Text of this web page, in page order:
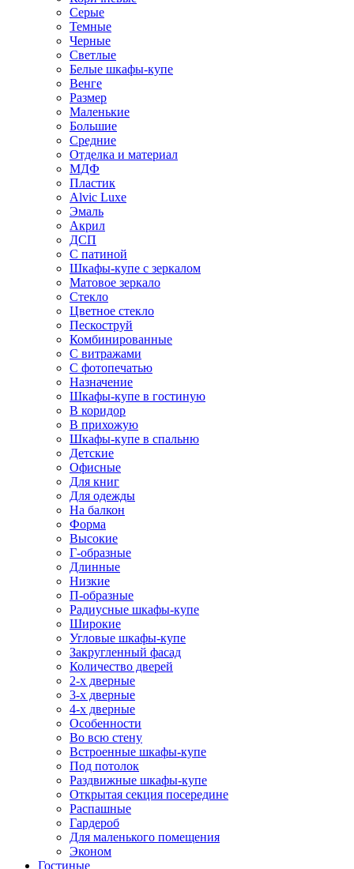
Серые
Темные
Черные
Светлые
Белые шкафы-купе
Венге
Размер
Маленькие
Большие
Средние
Отделка и материал
МДФ
Пластик
Alvic Luxe
Эмаль
Акрил
ДСП
С патиной
Шкафы-купе с зеркалом
Матовое зеркало
Стекло
Цветное стекло
Пескоструй
Комбинированные
С витражами
С фотопечатью
Назначение
Шкафы-купе в гостиную
В коридор
В прихожую
Шкафы-купе в спальню
Детские
Офисные
Для книг
Для одежды
На балкон
Форма
Высокие
Г-образные
Длинные
Низкие
П-образные
Радиусные шкафы-купе
Широкие
Угловые шкафы-купе
Закругленный фасад
Количество дверей
2-х дверные
3-х дверные
4-х дверные
Особенности
Во всю стену
Встроенные шкафы-купе
Под потолок
Раздвижные шкафы-купе
Открытая секция посередине
Распашные
Гардероб
Для маленького помещения
Эконом
Гостиные